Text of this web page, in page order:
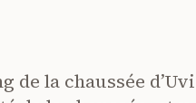
de la chaussée